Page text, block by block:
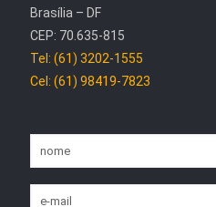
Brasília – DF
CEP: 70.635-815
Tel: (61) 3202-1555
Cel: (61) 98419-7823